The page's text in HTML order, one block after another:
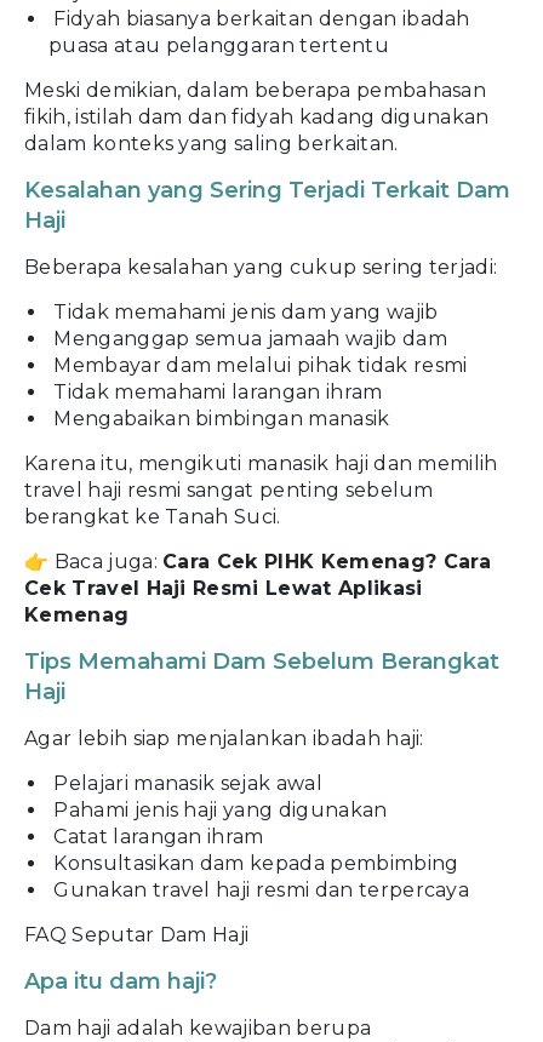
Fidyah biasanya berkaitan dengan ibadah
puasa atau pelanggaran tertentu
Meski demikian, dalam beberapa pembahasan
fikih, istilah dam dan fidyah kadang digunakan
dalam konteks yang saling berkaitan.
Kesalahan yang Sering Terjadi Terkait Dam
Haji
Beberapa kesalahan yang cukup sering terjadi:
Tidak memahami jenis dam yang wajib
Menganggap semua jamaah wajib dam
Membayar dam melalui pihak tidak resmi
Tidak memahami larangan ihram
Mengabaikan bimbingan manasik
Karena itu, mengikuti manasik haji dan memilih
travel haji resmi sangat penting sebelum
berangkat ke Tanah Suci.
👉 Baca juga: Cara Cek PIHK Kemenag? Cara
Cek Travel Haji Resmi Lewat Aplikasi
Kemenag
Tips Memahami Dam Sebelum Berangkat
Haji
Agar lebih siap menjalankan ibadah haji:
Pelajari manasik sejak awal
Pahami jenis haji yang digunakan
Catat larangan ihram
Konsultasikan dam kepada pembimbing
Gunakan travel haji resmi dan terpercaya
FAQ Seputar Dam Haji
Apa itu dam haji?
Dam haji adalah kewajiban berupa